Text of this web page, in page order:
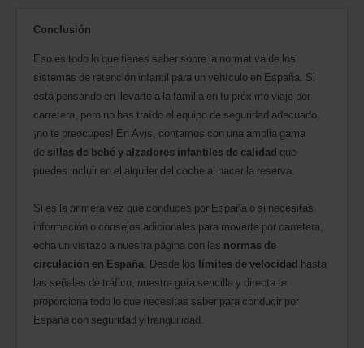
Conclusión
Eso es todo lo que tienes saber sobre la normativa de los
sistemas de retención infantil para un vehículo en España. Si
está pensando en llevarte a la familia en tu próximo viaje por
carretera, pero no has traído el equipo de seguridad adecuado,
¡no te preocupes! En Avis, contamos con una amplia gama
de sillas de bebé y alzadores infantiles de calidad que
puedes incluir en el alquiler del coche al hacer la reserva.
Si es la primera vez que conduces por España o si necesitas
información o consejos adicionales para moverte por carretera,
echa un vistazo a nuestra página con las normas de
circulación en España. Desde los límites de velocidad hasta
las señales de tráfico, nuestra guía sencilla y directa te
proporciona todo lo que necesitas saber para conducir por
España con seguridad y tranquilidad.